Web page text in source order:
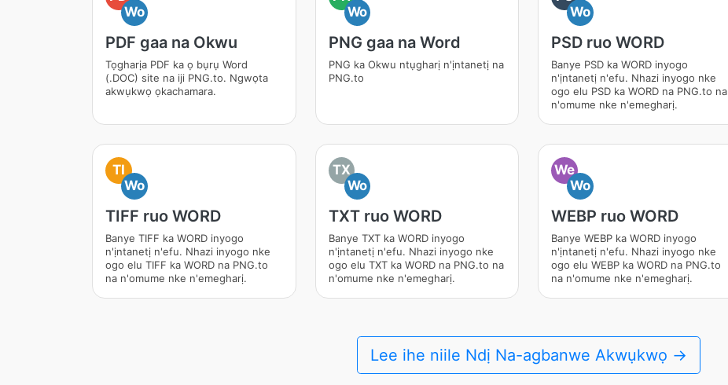
Wo
PDF gaa na Okwu
Tọgharịa PDF ka ọ bụrụ Word
(.DOC) site na iji PNG.to. Ngwọta
akwụkwọ ọkachamara.
Wo
PNG gaa na Word
PNG ka Okwu ntụgharị n'ịntanetị na
PNG.to
Wo
PSD ruo WORD
Banye PSD ka WORD inyogo
n'ịntanetị n'efu. Nhazi inyogo nke
ogo elu PSD ka WORD na PNG.to na
n'omume nke n'emegharị.
TI
Wo
TIFF ruo WORD
Banye TIFF ka WORD inyogo
n'ịntanetị n'efu. Nhazi inyogo nke
ogo elu TIFF ka WORD na PNG.to
na n'omume nke n'emegharị.
TX
Wo
TXT ruo WORD
Banye TXT ka WORD inyogo
n'ịntanetị n'efu. Nhazi inyogo nke
ogo elu TXT ka WORD na PNG.to na
n'omume nke n'emegharị.
We
Wo
WEBP ruo WORD
Banye WEBP ka WORD inyogo
n'ịntanetị n'efu. Nhazi inyogo nke
ogo elu WEBP ka WORD na PNG.to
na n'omume nke n'emegharị.
Lee ihe niile Ndị Na-agbanwe Akwụkwọ →